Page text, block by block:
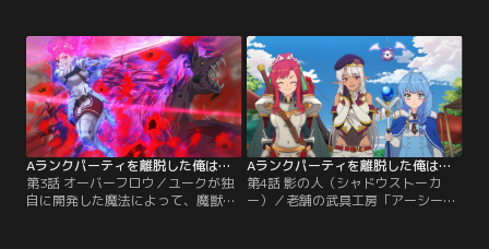
ムや魔法を駆使してパーティの戦闘
を様々な面からサポートしてきたユ
ークだが、他のメンバーから一向に
その努力が認められず、ついに堪忍
袋の緒が切れたのだ。新しいパーテ
ィ探しをはじめた…。
た。さらにクエストの様子がキャメ
ラット君を通して配信されており、
一躍注目のパーティとして取り上げ
られる。メンバーのさらなる成長を
願うユークは、冒険者ギルドのママ
ルから勧められ…。
Aランクパーティを離脱した俺は、元教え子たちと迷宮深部を目指す。 第03話
第3話 オーバーフロウ／ユークが独
自に開発した魔法によって、魔獣ザ
Aランクパーティを離脱した俺は、元教え子たちと迷宮深部を目指す。 第04話
第4話 影の人（シャドウストーカ
ー）／老舗の武具工房「アーシー